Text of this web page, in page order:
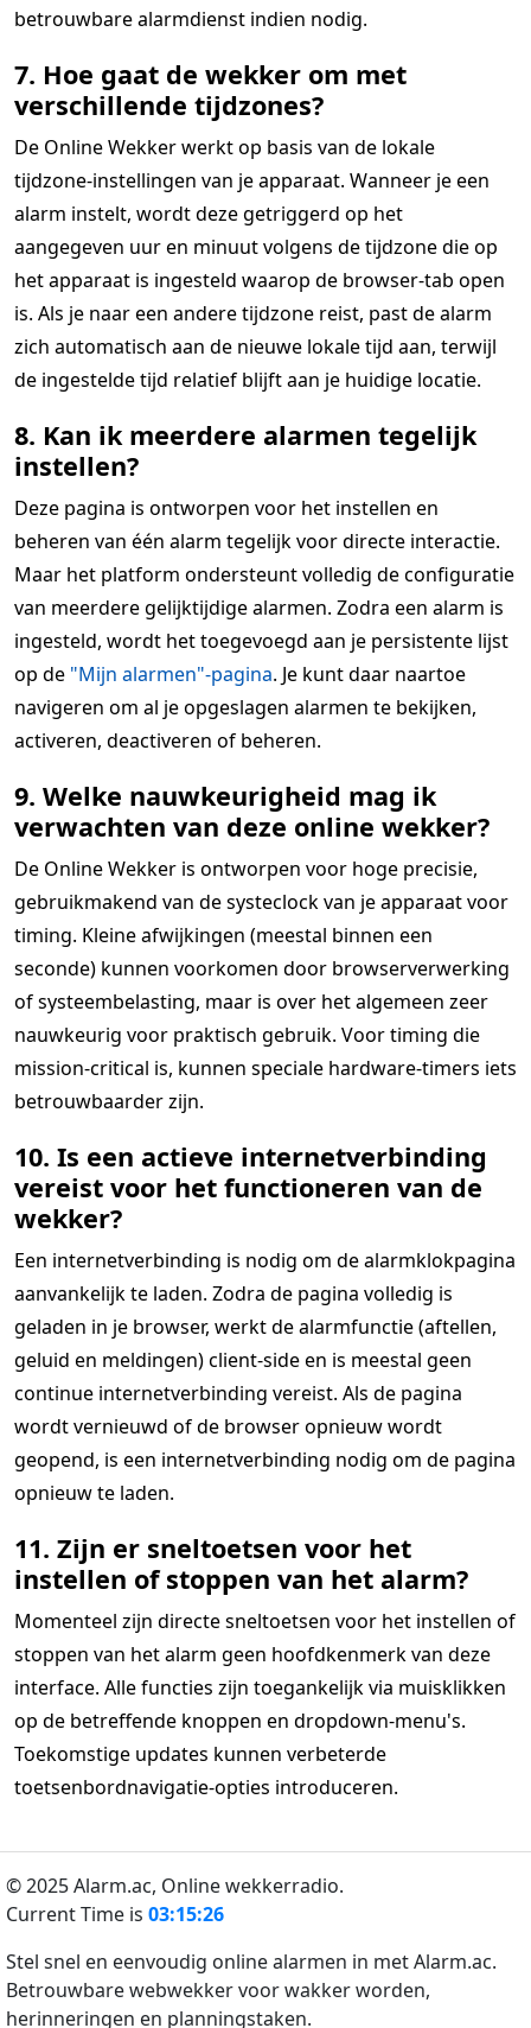
betrouwbare alarmdienst indien nodig.
7. Hoe gaat de wekker om met
verschillende tijdzones?
De Online Wekker werkt op basis van de lokale
tijdzone-instellingen van je apparaat. Wanneer je een
alarm instelt, wordt deze getriggerd op het
aangegeven uur en minuut volgens de tijdzone die op
het apparaat is ingesteld waarop de browser-tab open
is. Als je naar een andere tijdzone reist, past de alarm
zich automatisch aan de nieuwe lokale tijd aan, terwijl
de ingestelde tijd relatief blijft aan je huidige locatie.
8. Kan ik meerdere alarmen tegelijk
instellen?
Deze pagina is ontworpen voor het instellen en
beheren van één alarm tegelijk voor directe interactie.
Maar het platform ondersteunt volledig de configuratie
van meerdere gelijktijdige alarmen. Zodra een alarm is
ingesteld, wordt het toegevoegd aan je persistente lijst
op de "Mijn alarmen"-pagina. Je kunt daar naartoe
navigeren om al je opgeslagen alarmen te bekijken,
activeren, deactiveren of beheren.
9. Welke nauwkeurigheid mag ik
verwachten van deze online wekker?
De Online Wekker is ontworpen voor hoge precisie,
gebruikmakend van de systeclock van je apparaat voor
timing. Kleine afwijkingen (meestal binnen een
seconde) kunnen voorkomen door browserverwerking
of systeembelasting, maar is over het algemeen zeer
nauwkeurig voor praktisch gebruik. Voor timing die
mission-critical is, kunnen speciale hardware-timers iets
betrouwbaarder zijn.
10. Is een actieve internetverbinding
vereist voor het functioneren van de
wekker?
Een internetverbinding is nodig om de alarmklokpagina
aanvankelijk te laden. Zodra de pagina volledig is
geladen in je browser, werkt de alarmfunctie (aftellen,
geluid en meldingen) client-side en is meestal geen
continue internetverbinding vereist. Als de pagina
wordt vernieuwd of de browser opnieuw wordt
geopend, is een internetverbinding nodig om de pagina
opnieuw te laden.
11. Zijn er sneltoetsen voor het
instellen of stoppen van het alarm?
Momenteel zijn directe sneltoetsen voor het instellen of
stoppen van het alarm geen hoofdkenmerk van deze
interface. Alle functies zijn toegankelijk via muisklikken
op de betreffende knoppen en dropdown-menu's.
Toekomstige updates kunnen verbeterde
toetsenbordnavigatie-opties introduceren.
© 2025 Alarm.ac, Online wekkerradio.
Current Time is 03:15:26
Stel snel en eenvoudig online alarmen in met Alarm.ac.
Betrouwbare webwekker voor wakker worden,
herinneringen en planningstaken.